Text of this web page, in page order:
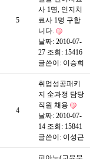
5
사 1명, 인지치
료사 1명 구합
니다.
날짜: 2010-07-
27 조회: 15416
글쓴이: 이승희
4
취업성공패키
지 全과정 담당
직원 채용
날짜: 2010-07-
14 조회: 15841
글쓴이: 이성근